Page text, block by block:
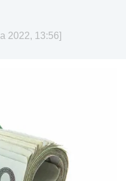
2022, 13:56]